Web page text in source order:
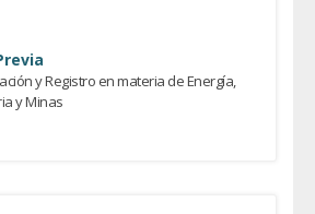
y Registro en materia de Energía,
y Minas